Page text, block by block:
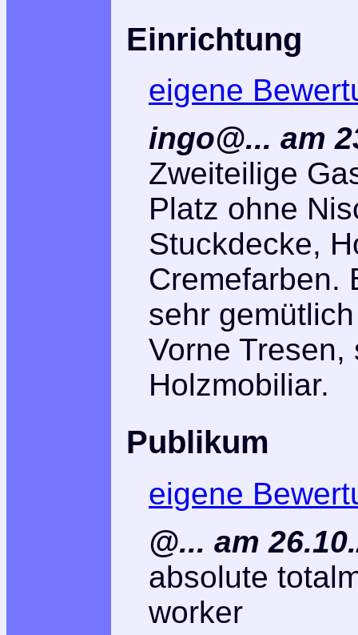
Einrichtung
eigene
ingo@... am
Zweiteilige
Platz ohne
Stuckdecke,
Cremefarben.
sehr
Vorne
Holzmobiliar.
Publikum
eigene
@... am
absolute
worker